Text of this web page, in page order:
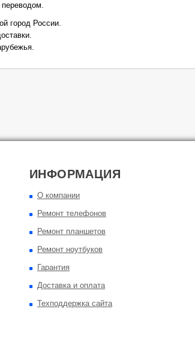
.
город России.
ИНФОРМАЦИЯ
О компании
Ремонт телефонов
Ремонт планшетов
Ремонт ноутбуков
Гарантия
Доставка и оплата
Техподдержка сайта